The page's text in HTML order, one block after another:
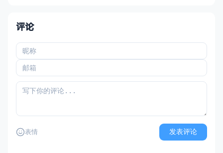
评论
表情 发表评论